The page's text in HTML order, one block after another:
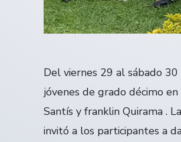
Del viernes 29 al sábado
jóvenes de grado décimo
Santís y franklin Quirama .
invitó a los participantes a